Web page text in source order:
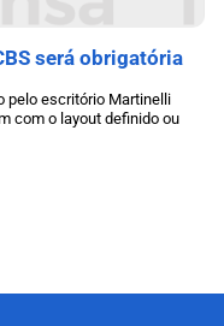
será obrigatória
pelo escritório Martinelli
com o layout definido ou